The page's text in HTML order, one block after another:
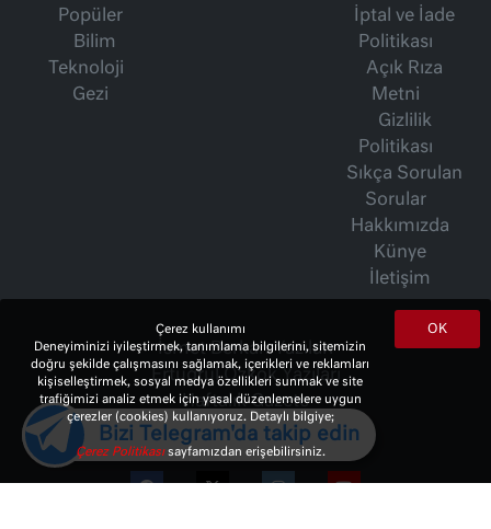
Popüler
Bilim
Teknoloji
Gezi
İptal ve İade
Politikası
Açık Rıza
Metni
Gizlilik
Politikası
Sıkça Sorulan
Sorular
Hakkımızda
Künye
İletişim
İsmet Berkan Yazıları
Ertuğrul Özkök Yazıları
Haftalık Gazete
OK
Çerez kullanımı
Deneyiminizi iyileştirmek, tanımlama bilgilerini, sitemizin
doğru şekilde çalışmasını sağlamak, içerikleri ve reklamları
kişiselleştirmek, sosyal medya özellikleri sunmak ve site
trafiğimizi analiz etmek için yasal düzenlemelere uygun
çerezler (cookies) kullanıyoruz. Detaylı bilgiye;
Çerez Politikasısayfamızdan erişebilirsiniz.
Bizi Telegram'da takip edin